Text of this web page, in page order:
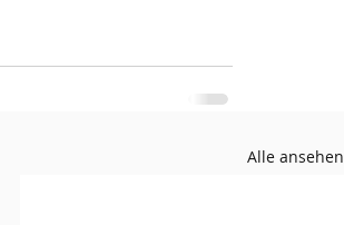
Alle ansehen